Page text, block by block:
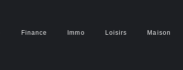
Finance Immo Loisirs Maison